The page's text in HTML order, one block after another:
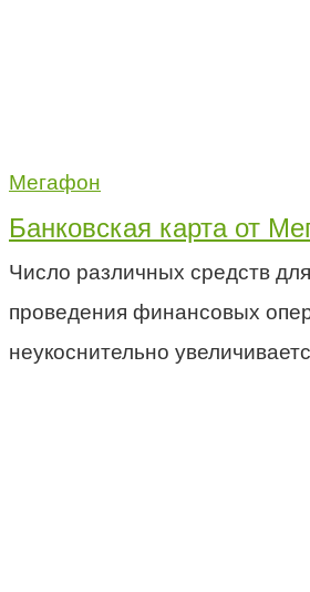
Мегафон
Банковская карта от
Число различных средств
проведения финансовых
неукоснительно